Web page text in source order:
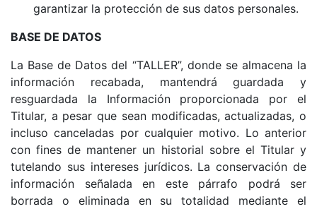
garantizar la protección de sus datos personales.
BASE DE DATOS
La Base de Datos del “TALLER”, donde se almacena la
información recabada, mantendrá guardada y
resguardada la Información proporcionada por el
Titular, a pesar que sean modificadas, actualizadas, o
incluso canceladas por cualquier motivo. Lo anterior
con fines de mantener un historial sobre el Titular y
tutelando sus intereses jurídicos. La conservación de
información señalada en este párrafo podrá ser
borrada o eliminada en su totalidad mediante el